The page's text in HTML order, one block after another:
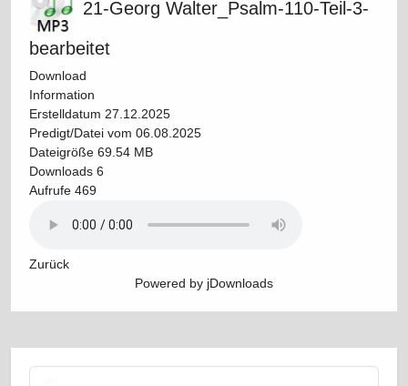
21-Georg Walter_Psalm-110-Teil-3-
bearbeitet
Download
Information
Erstelldatum 27.12.2025
Predigt/Datei vom 06.08.2025
Dateigröße 69.54 MB
Downloads 6
Aufrufe 469
Zurück
Powered by jDownloads